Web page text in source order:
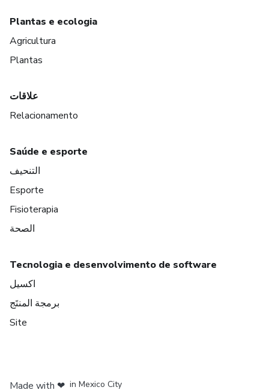
Plantas e ecologia
Agricultura
Plantas
علاقات
Relacionamento
Saúde e esporte
التنحيف
Esporte
Fisioterapia
الصحة
Tecnologia e desenvolvimento de software
اكسيل
برمجة المنتَج
Site
Made with ❤ in Mexico City